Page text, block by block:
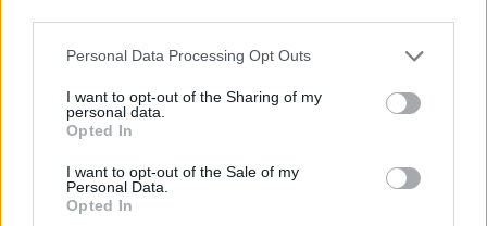
Personal Data Processing Opt Outs
I want to opt-out of the Sharing of my
personal data.
Opted In
I want to opt-out of the Sale of my
Personal Data.
Opted In
FAR (Coarnă)
România pe Primul Loc (Ponta)
Altul